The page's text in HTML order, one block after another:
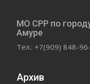
МО СРР по
Амуре
Тел.: +7(909) 848-
Архив